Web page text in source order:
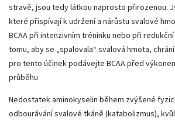
stravě, jsou tedy látkou naprosto přirozenou.
které přispívají k udržení a nárůstu svalové
BCAA při intenzivním tréninku nebo při
tomu, aby se „spalovala“ svalová hmota,
pro tento účinek podávejte BCAA před
průběhu
Nedostatek aminokyselin během zvýšené
odbourávání svalové tkáně (katabolizmus),